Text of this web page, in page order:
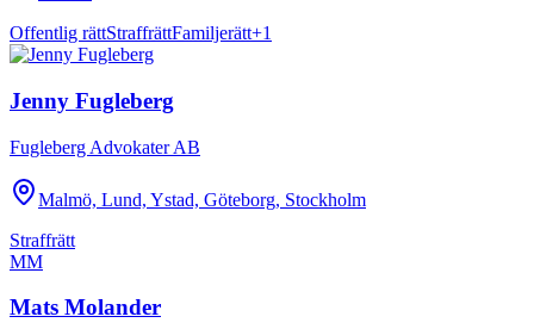
Offentlig rättStraffrättFamiljerätt+1
Jenny Fugleberg
Fugleberg Advokater AB
Malmö, Lund, Ystad, Göteborg, Stockholm
Straffrätt
MM
Mats Molander